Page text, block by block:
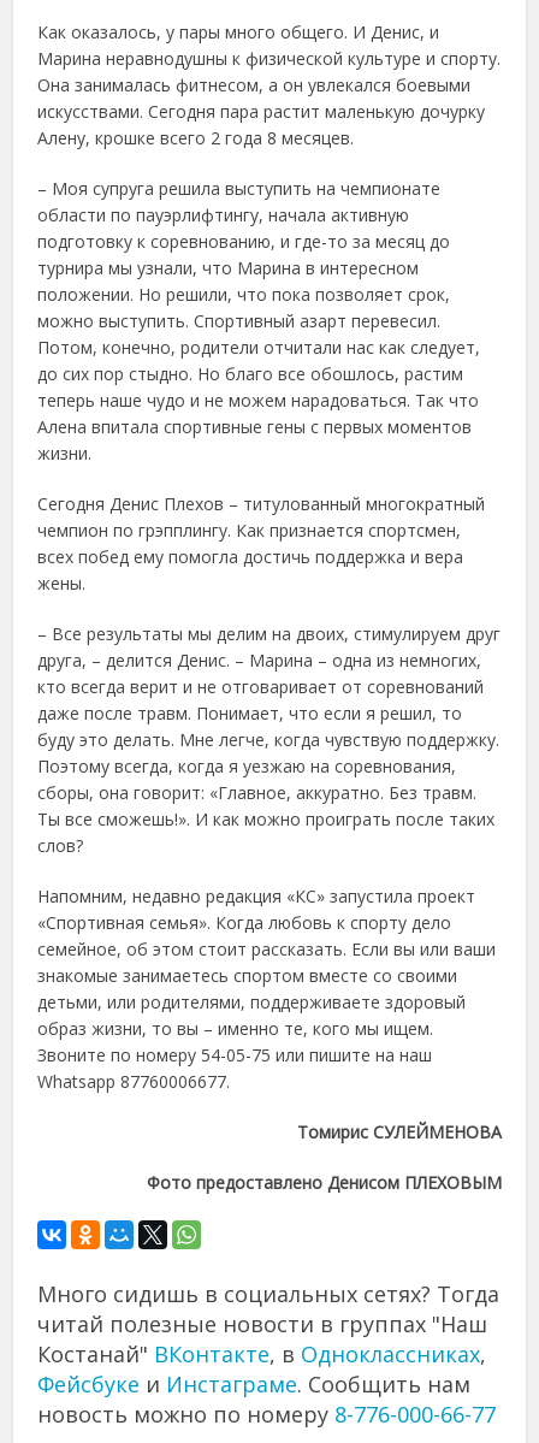
Как оказалось, у пары много общего. И Денис, и
Марина неравнодушны к физической культуре и спорту.
Она занималась фитнесом, а он увлекался боевыми
искусствами. Сегодня пара растит маленькую дочурку
Алену, крошке всего 2 года 8 месяцев.
– Моя супруга решила выступить на чемпионате
области по пауэрлифтингу, начала активную
подготовку к соревнованию, и где-то за месяц до
турнира мы узнали, что Марина в интересном
положении. Но решили, что пока позволяет срок,
можно выступить. Спортивный азарт перевесил.
Потом, конечно, родители отчитали нас как следует,
до сих пор стыдно. Но благо все обошлось, растим
теперь наше чудо и не можем нарадоваться. Так что
Алена впитала спортивные гены с первых моментов
жизни.
Сегодня Денис Плехов – титулованный многократный
чемпион по грэпплингу. Как признается спортсмен,
всех побед ему помогла достичь поддержка и вера
жены.
– Все результаты мы делим на двоих, стимулируем друг
друга, – делится Денис. – Марина – одна из немногих,
кто всегда верит и не отговаривает от соревнований
даже после травм. Понимает, что если я решил, то
буду это делать. Мне легче, когда чувствую поддержку.
Поэтому всегда, когда я уезжаю на соревнования,
сборы, она говорит: «Главное, аккуратно. Без травм.
Ты все сможешь!». И как можно проиграть после таких
слов?
Напомним, недавно редакция «КС» запустила проект
«Спортивная семья». Когда любовь к спорту дело
семейное, об этом стоит рассказать. Если вы или ваши
знакомые занимаетесь спортом вместе со своими
детьми, или родителями, поддерживаете здоровый
образ жизни, то вы – именно те, кого мы ищем.
Звоните по номеру 54-05-75 или пишите на наш
Whatsapp 87760006677.
Томирис СУЛЕЙМЕНОВА
Фото предоставлено Денисом ПЛЕХОВЫМ
Много сидишь в социальных сетях? Тогда
читай полезные новости в группах "Наш
Костанай" ВКонтакте, в Одноклассниках,
Фейсбуке и Инстаграме. Сообщить нам
новость можно по номеру 8-776-000-66-77